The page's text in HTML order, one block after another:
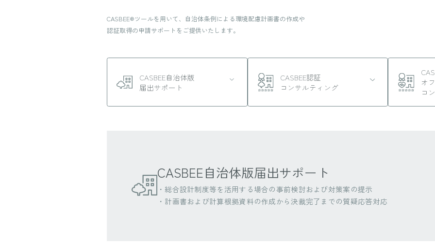
CASBEE®ツールを用いて、自治体条例による環境配慮計画書の作成や
認証取得の申請サポートをご提供いたします。
CASBEE自治体版
届出サポート
CASBEE認証
コンサルティング
オ
コ
CASBEE自治体版届出サポート
・総合設計制度等を活用する場合の事前検討および対策案の提示
・計画書および計算根拠資料の作成から決裁完了までの質疑応答対応